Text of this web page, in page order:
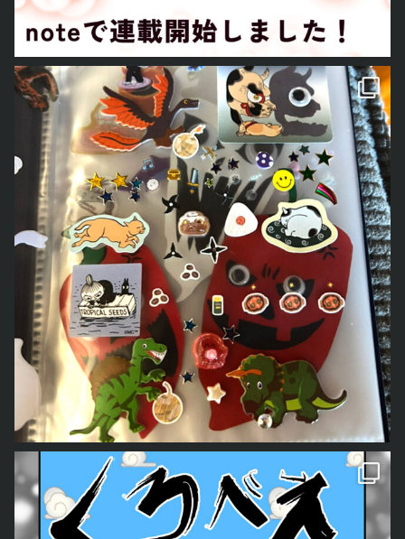
とあおごろ
も「シール
日々を描いたマンガ